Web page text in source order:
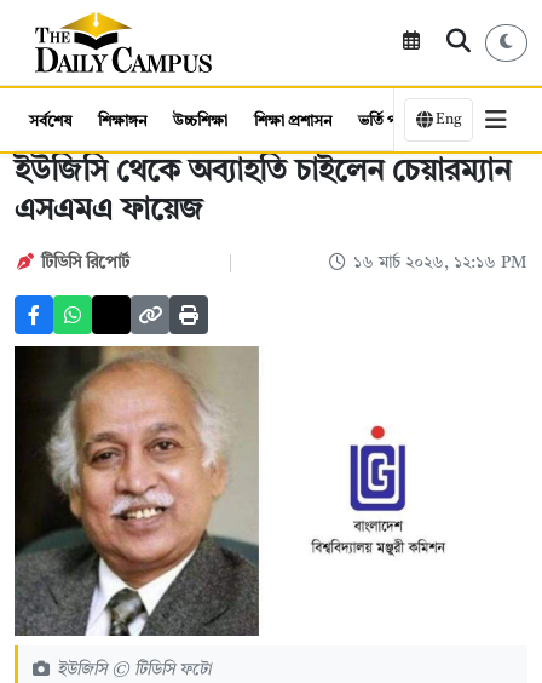
সর্বশেষ শিক্ষাঙ্গন উচ্চশিক্ষা শিক্ষা প্রশাসন ভর্তি পরীক্ষা কর্মসংস্থান
Eng
ইউজিসি থেকে অব্যাহতি চাইলেন চেয়ারম্যান
এসএমএ ফায়েজ
টিডিসি রিপোর্ট ১৬ মার্চ ২০২৬, ১২:১৬ PM
ইউজিসি © টিডিসি ফটো